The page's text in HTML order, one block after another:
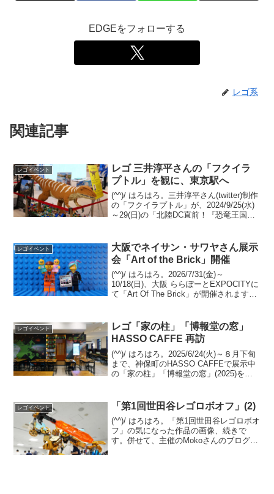
EDGEをフォローする
レゴ系
関連記事
レゴイベント
レゴ 三井淳平さんの「フクイラ
プトル」を観に、東京駅へ
(^^)/ はろはろ。三井淳平さん(twitter)制作
の「フクイラプトル」が、2024/9/25(水)
～29(日)の「北陸DC直前！『恐竜王国福
伺いました。通...
レゴイベント
大阪でネイサン・サワヤさん展示
会「Art of the Brick」開催
(^^)/ はろはろ。2026/7/31(金)～
10/18(日)、大阪 ららぽーとEXPOCITYに
て「Art Of The Brick」が開催されます。
ーの、ネイサン...
レゴイベント
レゴ「家の柱」「博報堂の窓」
HASSO CAFFE 再訪
(^^)/ はろはろ。2025/6/24(火)～８月下旬
まで、神保町のHASSO CAFFEで展示中
の「家の柱」「博報堂の窓」(2025)を観
ったので、改めて伺い、...
レゴイベント 「第1回世田谷レゴロボオフ」(2)
(^^)/ はろはろ。「第1回世田谷レゴロボオ
フ」の気になった作品の画像、続きで
す。併せて、主催のMokoさんのブログ記